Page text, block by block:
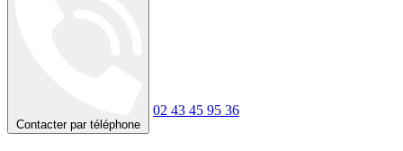
Contacter par téléphone
02 43 45 95 36